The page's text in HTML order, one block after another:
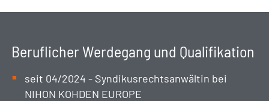
Beruflicher Werdegang und Qualifikation
seit 04/2024 - Syndikusrechtsanwältin bei
NIHON KOHDEN EUROPE